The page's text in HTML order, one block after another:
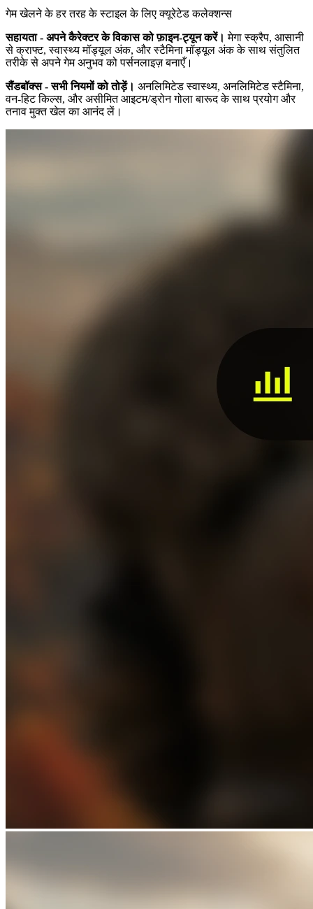
गेम खेलने के हर तरह के स्टाइल के लिए क्यूरेटेड कलेक्शन्स
सहायता - अपने कैरेक्टर के विकास को फ़ाइन-ट्यून करें। मेगा स्क्रैप, आसानी
से क्राफ्ट, स्वास्थ्य मॉड्यूल अंक, और स्टैमिना मॉड्यूल अंक के साथ संतुलित
तरीके से अपने गेम अनुभव को पर्सनलाइज़ बनाएँ।
सैंडबॉक्स - सभी नियमों को तोड़ें। अनलिमिटेड स्वास्थ्य, अनलिमिटेड स्टैमिना,
वन-हिट किल्स, और असीमित आइटम/ड्रोन गोला बारूद के साथ प्रयोग और
तनाव मुक्त खेल का आनंद लें।